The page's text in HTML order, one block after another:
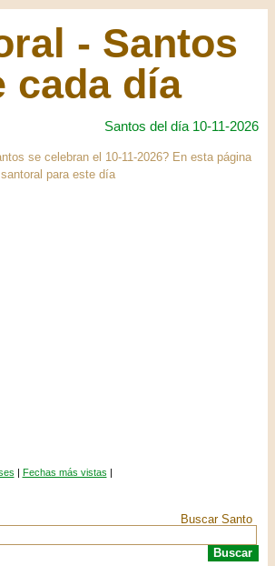
- Santos
cada día
Santos del día 10-11-2026
se celebran el 10-11-2026? En esta página
para este día
| Fechas más vistas |
Buscar Santo